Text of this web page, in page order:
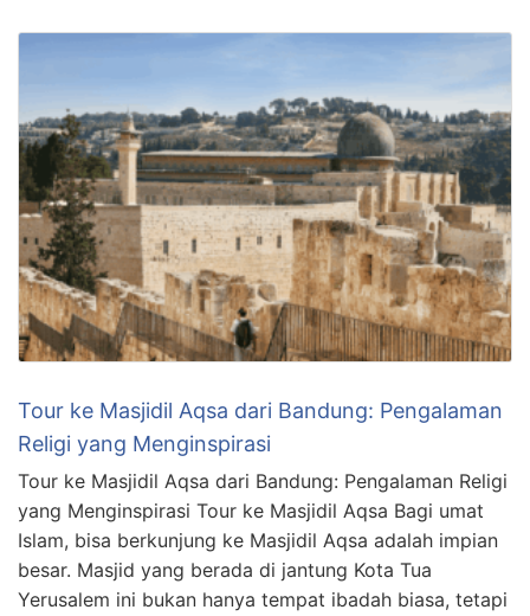
Tour ke Masjidil Aqsa dari Bandung: Pengalaman
Religi yang Menginspirasi
Tour ke Masjidil Aqsa dari Bandung: Pengalaman Religi
yang Menginspirasi Tour ke Masjidil Aqsa Bagi umat
Islam, bisa berkunjung ke Masjidil Aqsa adalah impian
besar. Masjid yang berada di jantung Kota Tua
Yerusalem ini bukan hanya tempat ibadah biasa, tetapi